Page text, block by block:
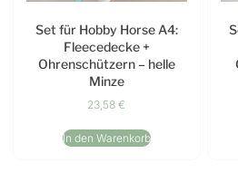
Set für Hobby Horse A4:
Fleecedecke +
Ohrenschützern – helle
Minze
23,58€
In den Warenkorb